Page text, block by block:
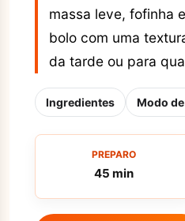
massa leve, fofinha
bolo com uma
da tarde ou para
Ingredientes Modo
PREPARO
45 min